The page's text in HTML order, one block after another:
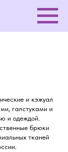
и кэжуал
галстуками и
и одеждой.
брюки
тканей